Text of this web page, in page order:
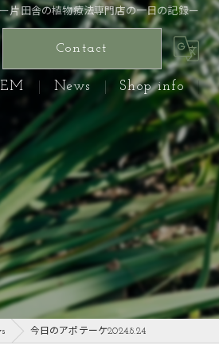
片田舎の植物療法専門店の一日の記録ー
Contact
News Shop info
今日のアポテーケ2024.8.24